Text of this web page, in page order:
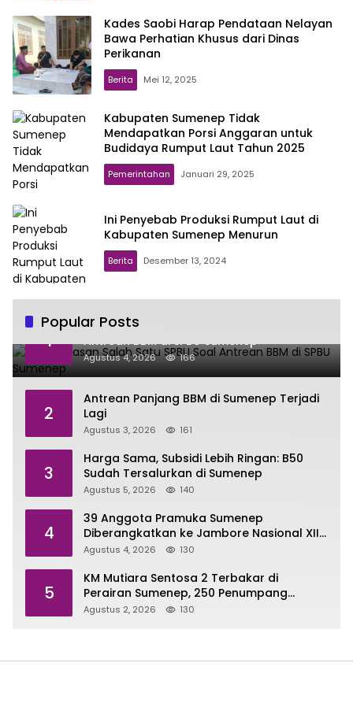
Kades Saobi Harap Pendataan Nelayan
Bawa Perhatian Khusus dari Dinas
Perikanan
Berita Mei 12, 2025
Kabupaten Sumenep Tidak
Mendapatkan Porsi Anggaran untuk
Budidaya Rumput Laut Tahun 2025
Pemerintahan Januari 29, 2025
Ini Penyebab Produksi Rumput Laut di
Kabupaten Sumenep Menurun
Berita Desember 13, 2024
Popular Posts
1
Ini Penjelasan Salah Satu SPBU Soal
Antrean BBM di SPBU Sumenep
Agustus 4, 2026 166
2
Antrean Panjang BBM di Sumenep Terjadi
Lagi
Agustus 3, 2026 161
3
Harga Sama, Subsidi Lebih Ringan: B50
Sudah Tersalurkan di Sumenep
Agustus 5, 2026 140
4
39 Anggota Pramuka Sumenep
Diberangkatkan ke Jambore Nasional XII
di Cibubur
Agustus 4, 2026 130
5
KM Mutiara Sentosa 2 Terbakar di
Perairan Sumenep, 250 Penumpang
Dievakuasi
Agustus 2, 2026 130